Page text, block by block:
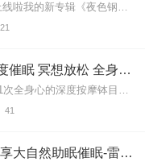
《夜色钢琴曲》最新专辑上线啦我的新专辑《夜色钢琴曲最新专辑》（点击跳转）已经上线，新专辑是《夜色钢琴曲》的升级版，我精选了诸多经典原创作品与大家分享，愿未来...
行星钵音疗愈全集|深度催眠 冥想放松 全身心深度按摩
2块钱，你能得到什么？▼1次全身心的深度按摩钵目前已广泛地被应用于美容Spa和按摩养生馆的疗程中，许多疗愈师使用铜钵在身体上，发现5分钟铜钵按摩的深度放松，效...
41
雨声精选（1小时）纯享大自然助眠催眠-雷雨声，下雨